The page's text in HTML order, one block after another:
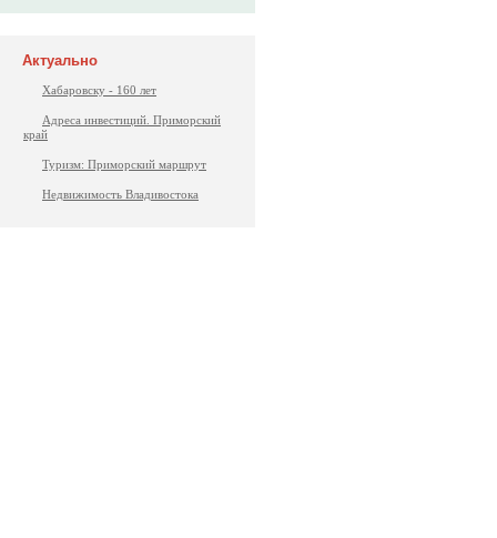
Актуально
Хабаровску - 160 лет
Адреса инвестиций. Приморский
край
Туризм: Приморский маршрут
Недвижимость Владивостока